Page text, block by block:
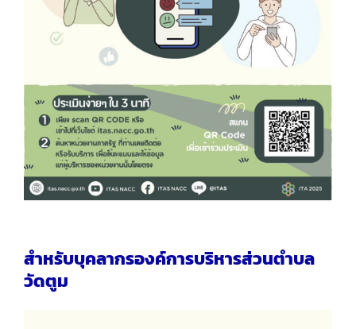
สำหรับบุคลากรองค์การบริหารส่วนตำบล
วัดตูม